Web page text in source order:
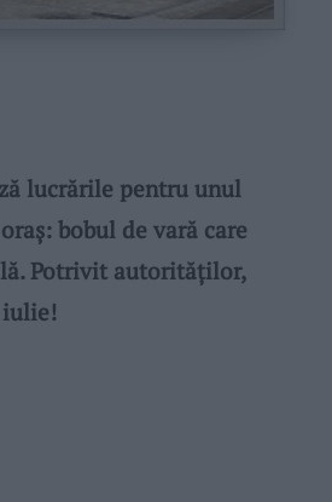
lucrările pentru unul
bobul de vară care
Potrivit autorităților,
iulie!